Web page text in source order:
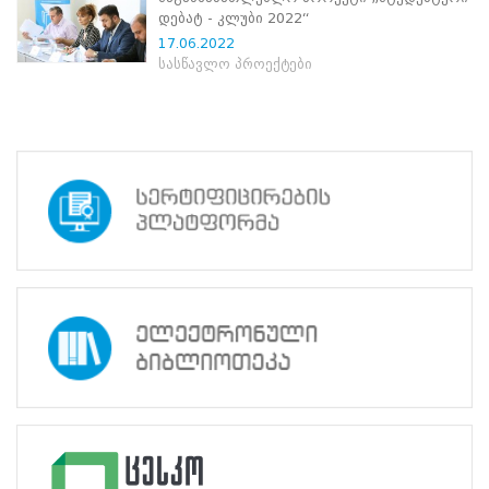
ნორმატიული
ბაზა
სტრატეგიული
სანდოობის
მართვის
გენდერული
მემორანდუმი
მიღწევები
ხარისხის
პოლიტიკა
სიახლეები
საჯარო
სასწავლო
დებატ - კლუბი 2022“
17.06.2022
სასწავლო პროექტები